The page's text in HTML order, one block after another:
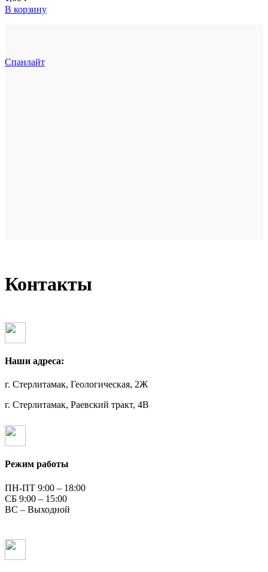
В корзину
Спанлайт
Контакты
Наши адреса:
г. Стерлитамак, Геологическая, 2Ж
г. Стерлитамак, Раевский тракт, 4В
Режим работы
ПН-ПТ 9:00 – 18:00
СБ 9:00 – 15:00
ВС – Выходной